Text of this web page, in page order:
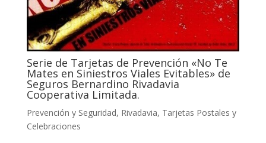
Serie de Tarjetas de Prevención «No Te
Mates en Siniestros Viales Evitables» de
Seguros Bernardino Rivadavia
Cooperativa Limitada.
Prevención y Seguridad, Rivadavia, Tarjetas Postales y
Celebraciones